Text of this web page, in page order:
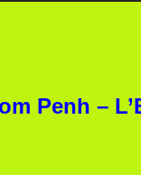
Penh –